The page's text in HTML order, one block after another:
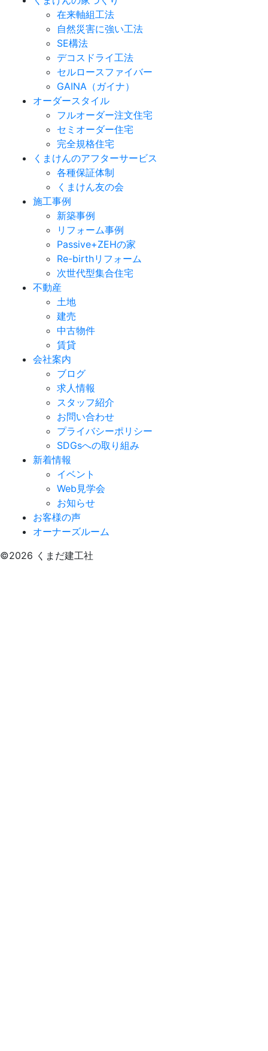
在来軸組工法
自然災害に強い工法
SE構法
デコスドライ工法
セルロースファイバー
GAINA（ガイナ）
オーダースタイル
フルオーダー注文住宅
セミオーダー住宅
完全規格住宅
くまけんのアフターサービス
各種保証体制
くまけん友の会
施工事例
新築事例
リフォーム事例
Passive+ZEHの家
Re-birthリフォーム
次世代型集合住宅
不動産
土地
建売
中古物件
賃貸
会社案内
ブログ
求人情報
スタッフ紹介
お問い合わせ
プライバシーポリシー
SDGsへの取り組み
新着情報
イベント
Web見学会
お知らせ
お客様の声
オーナーズルーム
©2026 くまだ建工社